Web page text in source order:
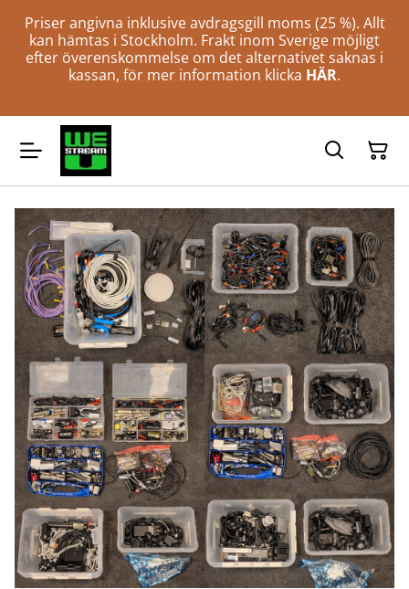
Priser angivna inklusive avdragsgill moms (25 %). Allt
kan hämtas i Stockholm. Frakt inom Sverige möjligt
efter överenskommelse om det alternativet saknas i
kassan, för mer information klicka HÄR.